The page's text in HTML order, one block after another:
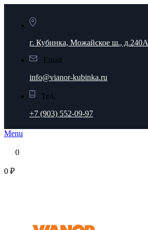
г. Кубинка, Можайское ш., д.240А
Email
info@vianor-kubinka.ru
Тел.
+7 (903) 552-09-97
Menu
0
0 ₽